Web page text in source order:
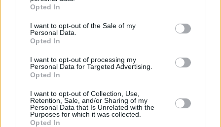
rechazar tal procesamiento. Sus preferencias se aplicarán
cualquier momento entrando de nuevo en este sitio web o
visitando nuestra política de privacidad.
Opted In
I want to opt-out of the Sale of my
Personal Data.
Opted In
I want to opt-out of processing my
Personal Data for Targeted Advertising.
Opted In
I want to opt-out of Collection, Use,
Retention, Sale, and/or Sharing of my
Personal Data that Is Unrelated with the
Purposes for which it was collected.
Opted In